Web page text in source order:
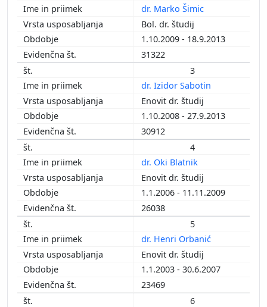
1994
1996
2000
2004
2005
2006
dr. Marko Šimic
Bol. dr. študij
1.10.2009 - 18.9.2013
31322
3
dr. Izidor Sabotin
Enovit dr. študij
1.10.2008 - 27.9.2013
30912
4
dr. Oki Blatnik
Enovit dr. študij
1.1.2006 - 11.11.2009
26038
5
dr. Henri Orbanić
Enovit dr. študij
1.1.2003 - 30.6.2007
23469
6